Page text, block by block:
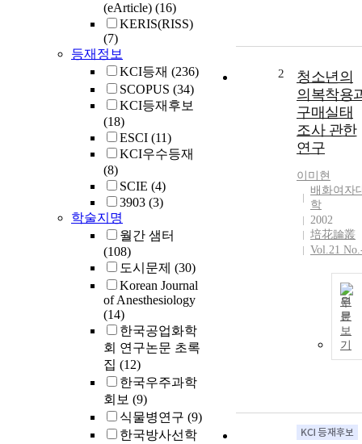
(eArticle) (16)
KERIS(RISS)
(7)
등재정보
KCI등재 (236)
SCOPUS (34)
KCI등재후보
(18)
ESCI (11)
KCI우수등재
(8)
SCIE (4)
3903 (3)
학술지명
월간 샘터
(108)
도시문제 (30)
Korean Journal
of Anesthesiology
(14)
한국공업화학
회 연구논문 초록
집 (12)
한국우주과학
회보 (9)
식물병연구 (9)
한국방사선학
2
청소년의
의복착용
구매실태
조사 관한
연구
이미현
배화여자
학
2002
培花論叢
Vol.21
원
문
보
기